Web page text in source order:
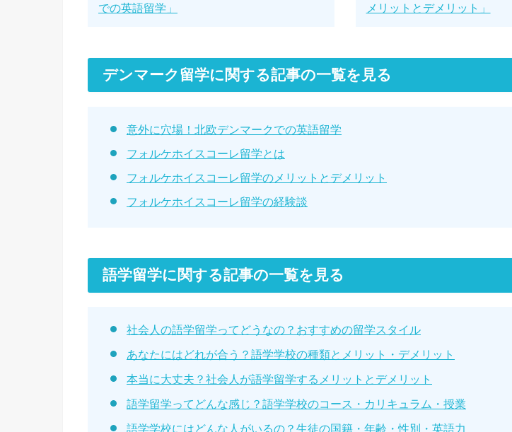
での英語留学」
メリットとデメリット」
デンマーク留学に関する記事の一覧を見る
意外に穴場！北欧デンマークでの英語留学
フォルケホイスコーレ留学とは
フォルケホイスコーレ留学のメリットとデメリット
フォルケホイスコーレ留学の経験談
語学留学に関する記事の一覧を見る
社会人の語学留学ってどうなの？おすすめの留学スタイル
あなたにはどれが合う？語学学校の種類とメリット・デメリット
本当に大丈夫？社会人が語学留学するメリットとデメリット
語学留学ってどんな感じ？語学学校のコース・カリキュラム・授業
語学学校にはどんな人がいるの？生徒の国籍・年齢・性別・英語力